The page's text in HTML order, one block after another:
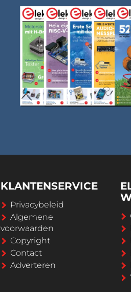
KLANTENSERVICE
Privacybeleid
Algemene
voorwaarden
Copyright
Contact
Adverteren